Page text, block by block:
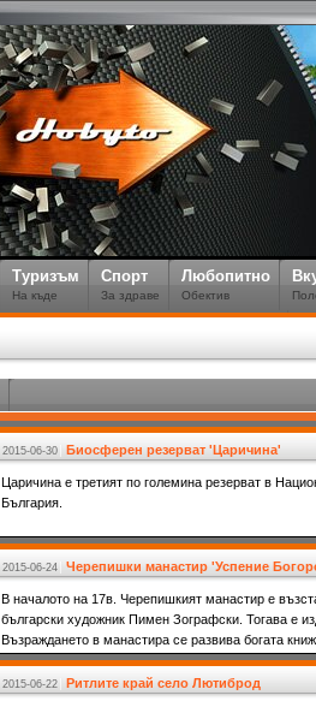
Туризъм
На къде
Спорт
За здраве
Любопитно
Обектив
2015-06-30 Биосферен резерват 'Царичина'
Царичина е третият по големина резерват в
България.
2015-06-24 Черепишки манастир 'Успение
В началото на 17в. Черепишкият манастир е
български художник Пимен Зографски. Тогава е
Възраждането в манастира се развива богата
2015-06-22 Ритлите край село Лютиброд